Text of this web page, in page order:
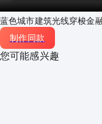
蓝色城市建筑光线穿梭金
制作同款
您可能感兴趣